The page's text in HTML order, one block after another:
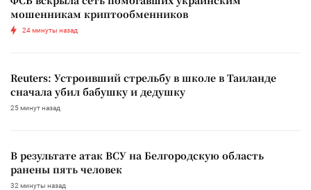
мошенникам криптообменников
24 минуты назад
Reuters: Устроивший стрельбу в школе в Таиланде
сначала убил бабушку и дедушку
25 минут назад
В результате атак ВСУ на Белгородскую область
ранены пять человек
32 минуты назад